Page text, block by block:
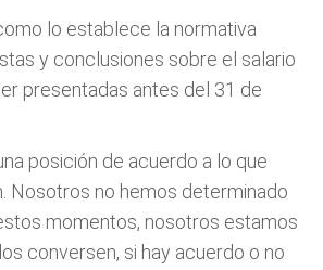
lo establece la normativa
y conclusiones sobre el salario
presentadas antes del 31 de
posición de acuerdo a lo que
Nosotros no hemos determinado
momentos, nosotros estamos
conversen, si hay acuerdo o no